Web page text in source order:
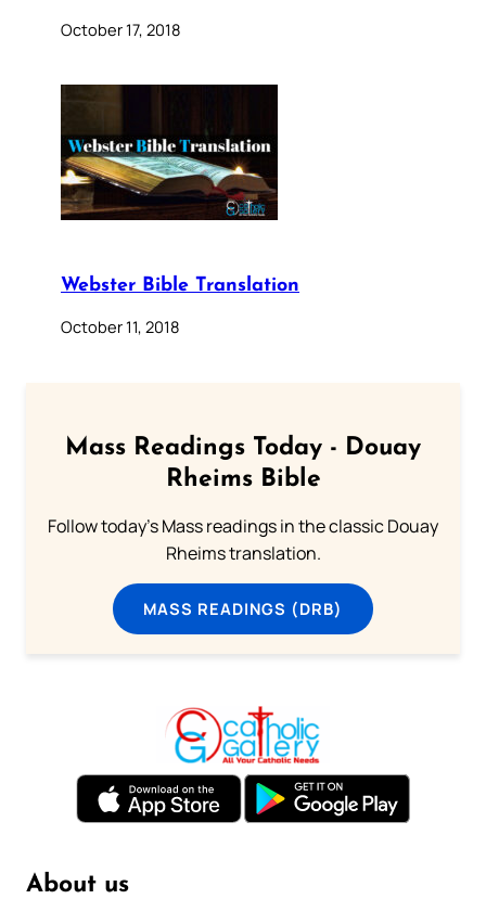
October 17, 2018
Webster Bible Translation
October 11, 2018
Mass Readings Today - Douay
Rheims Bible
Follow today's Mass readings in the classic Douay
Rheims translation.
MASS READINGS (DRB)
About us